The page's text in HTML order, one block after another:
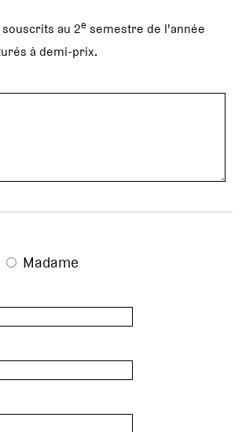
au 2e semestre de l'année
à demi-prix.
Madame